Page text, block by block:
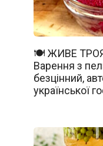
🍽️ ЖИВЕ
Варення з
безцінний,
української